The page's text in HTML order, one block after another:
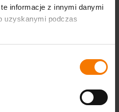
informacje z innymi danymi
uzyskanymi podczas
wzór atestu
kategorii -
(parki wodne)